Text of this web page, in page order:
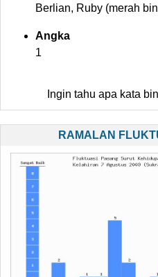
Berlian, Ruby (merah
Angka
1
Ingin tahu apa kata
RAMALAN